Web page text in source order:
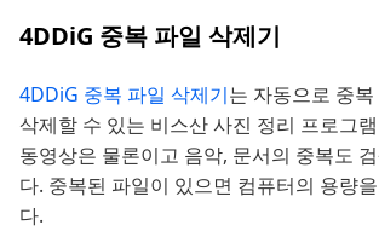
4DDiG 중복 파일 삭제기
4DDiG 중복 파일 삭제기는 자동으로 중
삭제할 수 있는 비스산 사진 정리 프로그
동영상은 물론이고 음악, 문서의 중복도
다. 중복된 파일이 있으면 컴퓨터의 용량
다.